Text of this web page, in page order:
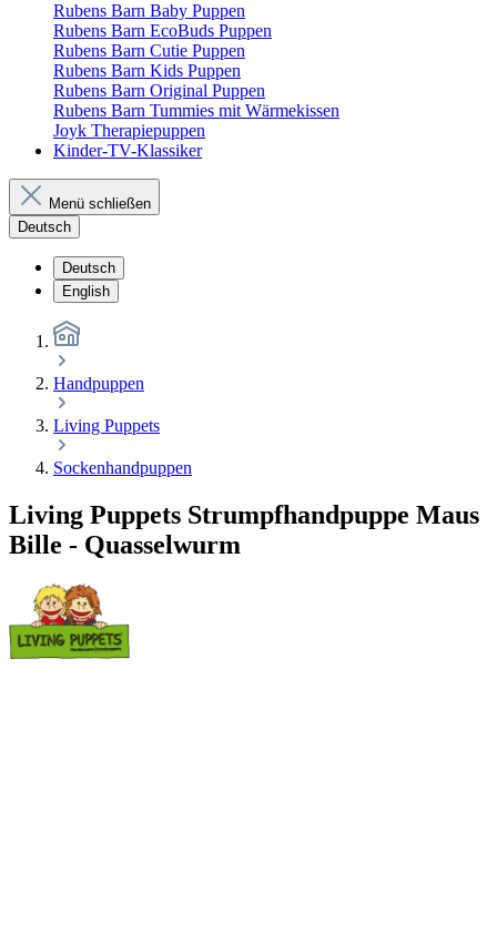
Rubens Barn Baby Puppen
Rubens Barn EcoBuds Puppen
Rubens Barn Cutie Puppen
Rubens Barn Kids Puppen
Rubens Barn Original Puppen
Rubens Barn Tummies mit Wärmekissen
Joyk Therapiepuppen
Kinder-TV-Klassiker
Menü schließen
Deutsch
Deutsch
English
Handpuppen
Living Puppets
Sockenhandpuppen
Living Puppets Strumpfhandpuppe Maus
Bille - Quasselwurm